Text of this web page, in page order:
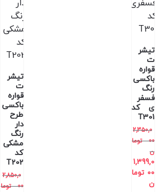
تیشر
ت
قواره
باکسی
رنگ
فسفر
ی کد
T301
2,350,0
00
توما
ن
1,399,0
00 توما
ن
تیشر
ت
قواره
باکسی
طرح
دار
رنگ
مشکی
کد
T202
2,850,0
00
توما